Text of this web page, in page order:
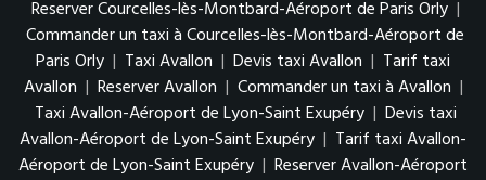
Reserver Courcelles-lès-Montbard-Aéroport de Paris Orly |
Commander un taxi à Courcelles-lès-Montbard-Aéroport de
Paris Orly | Taxi Avallon | Devis taxi Avallon | Tarif taxi
Avallon | Reserver Avallon | Commander un taxi à Avallon |
Taxi Avallon-Aéroport de Lyon-Saint Exupéry | Devis taxi
Avallon-Aéroport de Lyon-Saint Exupéry | Tarif taxi Avallon-
Aéroport de Lyon-Saint Exupéry | Reserver Avallon-Aéroport